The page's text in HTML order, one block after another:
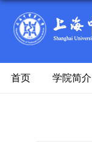
首页 学院简介